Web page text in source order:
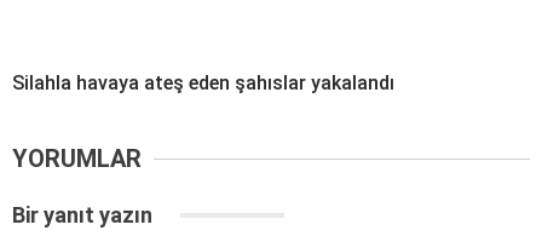
Silahla havaya ateş eden şahıslar yakalandı
YORUMLAR
Bir yanıt yazın